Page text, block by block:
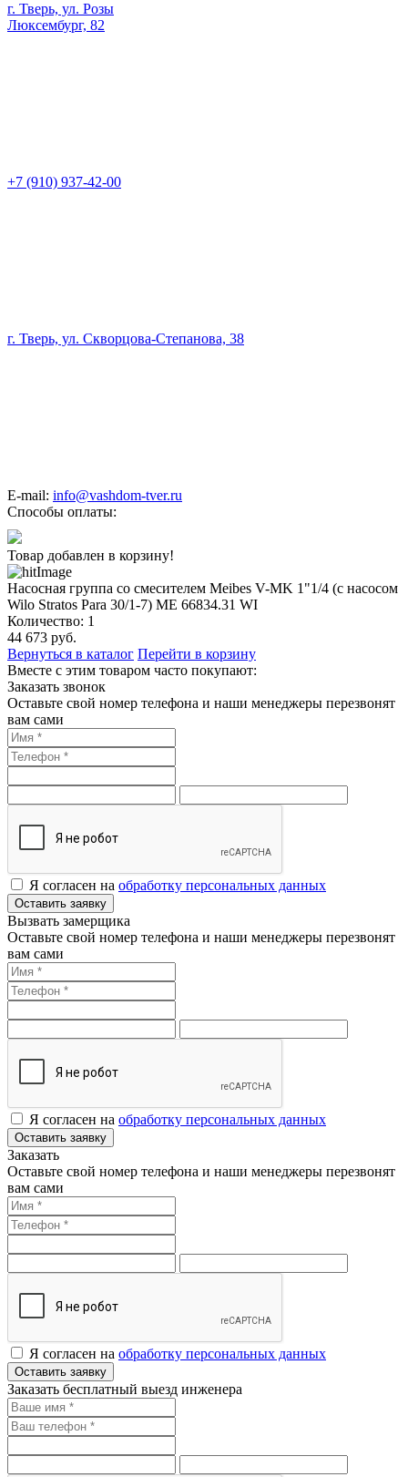
г. Тверь, ул. Розы
Люксембург, 82
+7 (910) 937-42-00
г. Тверь, ул. Скворцова-Степанова, 38
E-mail: info@vashdom-tver.ru
Способы оплаты:
Товар добавлен в корзину!
Насосная группа со смесителем Meibes V-MK 1"1/4 (с насосом
Wilo Stratos Para 30/1-7) ME 66834.31 WI
Количество: 1
44 673 руб.
Вернуться в каталог Перейти в корзину
Вместе с этим товаром часто покупают:
Заказать звонок
Оставьте свой номер телефона и наши менеджеры перезвонят
вам сами
Я согласен на обработку персональных данных
Оставить заявку
Вызвать замерщика
Оставьте свой номер телефона и наши менеджеры перезвонят
вам сами
Я согласен на обработку персональных данных
Оставить заявку
Заказать
Оставьте свой номер телефона и наши менеджеры перезвонят
вам сами
Я согласен на обработку персональных данных
Оставить заявку
Заказать бесплатный выезд инженера